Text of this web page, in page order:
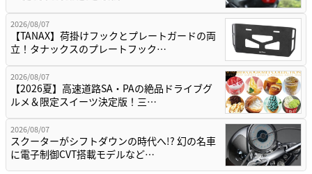
2026/08/07
【TANAX】荷掛けフックとプレートガードの両
立！タナックスのプレートフック…
2026/08/07
【2026夏】高速道路SA・PAの絶品ドライブグ
ルメ＆限定スイーツ決定版！三…
2026/08/07
スクーターがシフトダウンの時代へ!? 幻の名車
に電子制御CVT搭載モデルなど…